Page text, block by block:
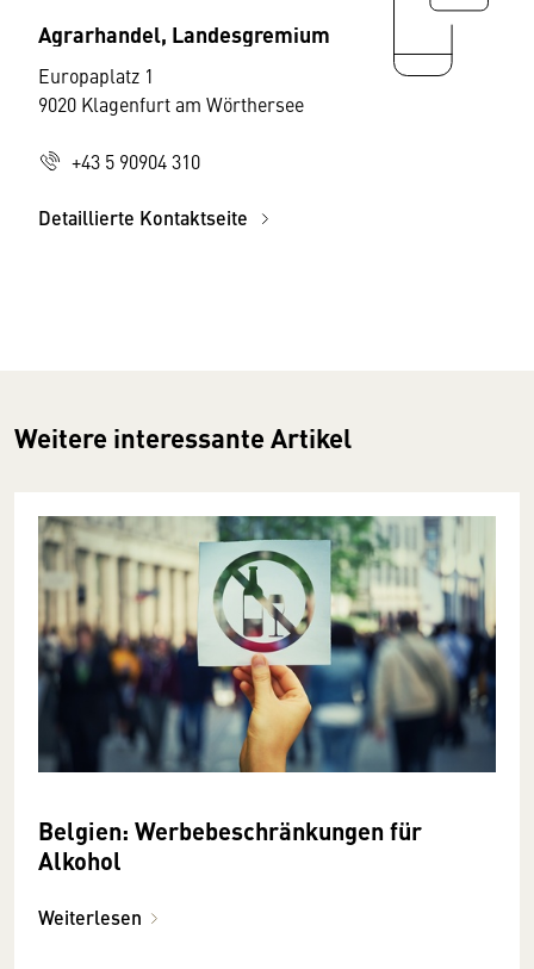
Agrarhandel, Landesgremium
Europaplatz 1
9020 Klagenfurt am Wörthersee
+43 5 90904 310
Detaillierte Kontaktseite
Weitere interessante Artikel
Belgien: Werbebeschränkungen für
Alkohol
Weiterlesen